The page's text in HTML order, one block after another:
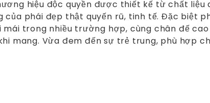
hiệu độc quyền được thiết kế từ chất liệu
của phái đẹp thật quyến rũ, tinh tế. Đặc biệt
mái trong nhiều trường hợp, cùng chân đế
mang. Vừa đem đến sự trẻ trung, phù hợp